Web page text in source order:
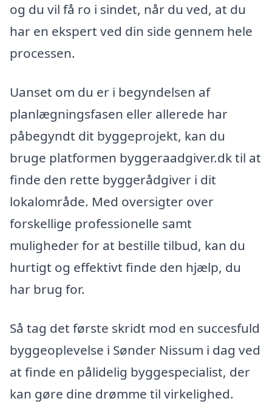
og du vil få ro i sindet, når du ved, at du
har en ekspert ved din side gennem hele
processen.
Uanset om du er i begyndelsen af
planlægningsfasen eller allerede har
påbegyndt dit byggeprojekt, kan du
bruge platformen byggeraadgiver.dk til at
finde den rette byggerådgiver i dit
lokalområde. Med oversigter over
forskellige professionelle samt
muligheder for at bestille tilbud, kan du
hurtigt og effektivt finde den hjælp, du
har brug for.
Så tag det første skridt mod en succesfuld
byggeoplevelse i Sønder Nissum i dag ved
at finde en pålidelig byggespecialist, der
kan gøre dine drømme til virkelighed.